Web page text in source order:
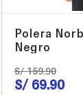
Polera
Negro
S/ 159.90
S/ 69.90